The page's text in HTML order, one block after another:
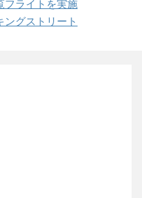
フライトを実施
ングストリート